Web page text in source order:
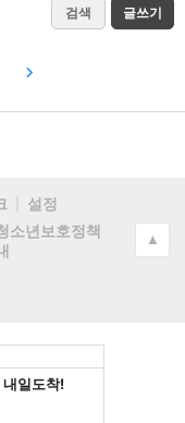
검색 글쓰기
설정
소년보호정책
▲